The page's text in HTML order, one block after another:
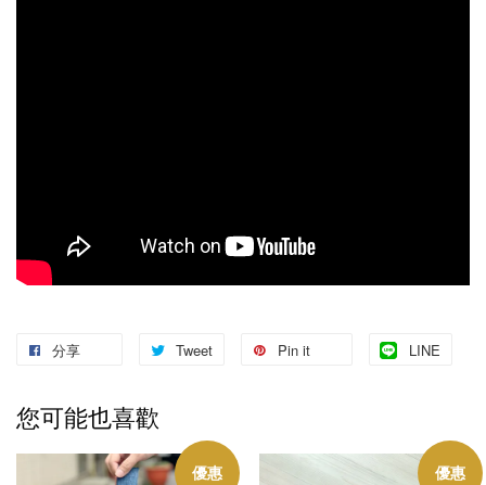
分享 Tweet Pin it LINE
您可能也喜歡
優惠 優惠